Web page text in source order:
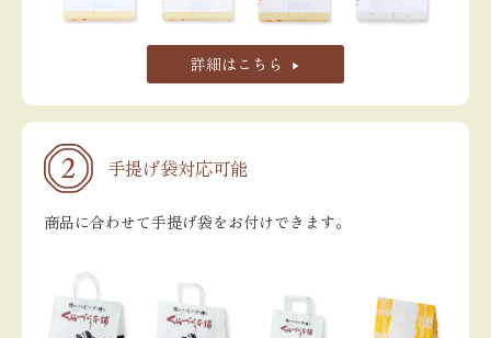
詳細はこちら
手提げ袋対応可能
商品に合わせて手提げ袋をお付けできます。